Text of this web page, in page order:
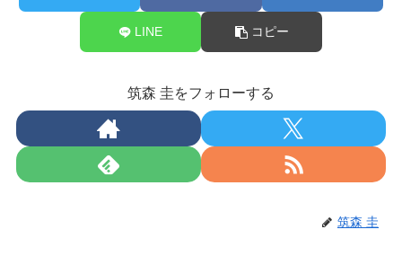
LINE コピー
筑森 圭をフォローする
筑森 圭